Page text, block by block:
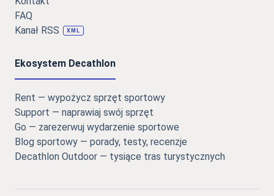
FAQ
Kanał RSS
XML
Ekosystem Decathlon
Rent — wypożycz sprzęt sportowy
Support — naprawiaj swój sprzęt
Go — zarezerwuj wydarzenie sportowe
Blog sportowy — porady, testy, recenzje
Decathlon Outdoor — tysiące tras turystycznych